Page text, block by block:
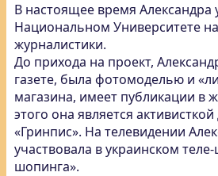
В настоящее время Александра
Национальном Университете
журналистики.
До прихода на проект,
газете, была фотомоделью и
магазина, имеет публикации в
этого она является
«Гринпис». На телевидении
участвовала в украинском
шопинга».